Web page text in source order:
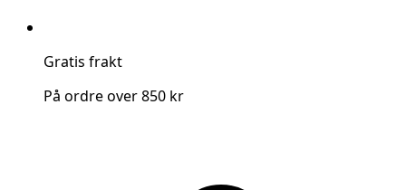
Gratis frakt
På ordre over 850 kr